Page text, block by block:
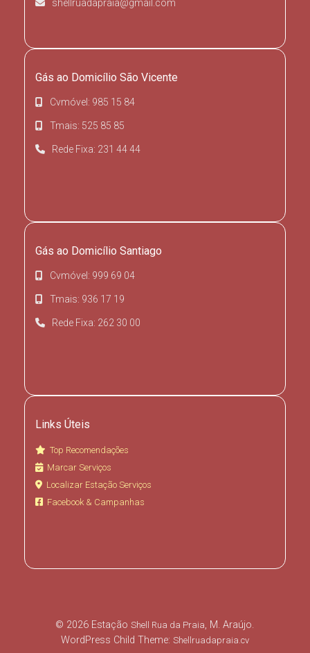
shellruadapraia@gmail.com
Gás ao Domicílio São Vicente
Cvmóvel: 985 15 84
Tmais: 525 85 85
Rede Fixa: 231 44 44
Gás ao Domicílio Santiago
Cvmóvel: 999 69 04
Tmais: 936 17 19
Rede Fixa: 262 30 00
Links Úteis
Top Recomendações
Marcar Serviços
Localizar Estação Serviços
Facebook & Campanhas
© 2026 EstaçãoShell Rua da Praia, M. Araújo.
WordPress Child Theme: Shellruadapraia.cv